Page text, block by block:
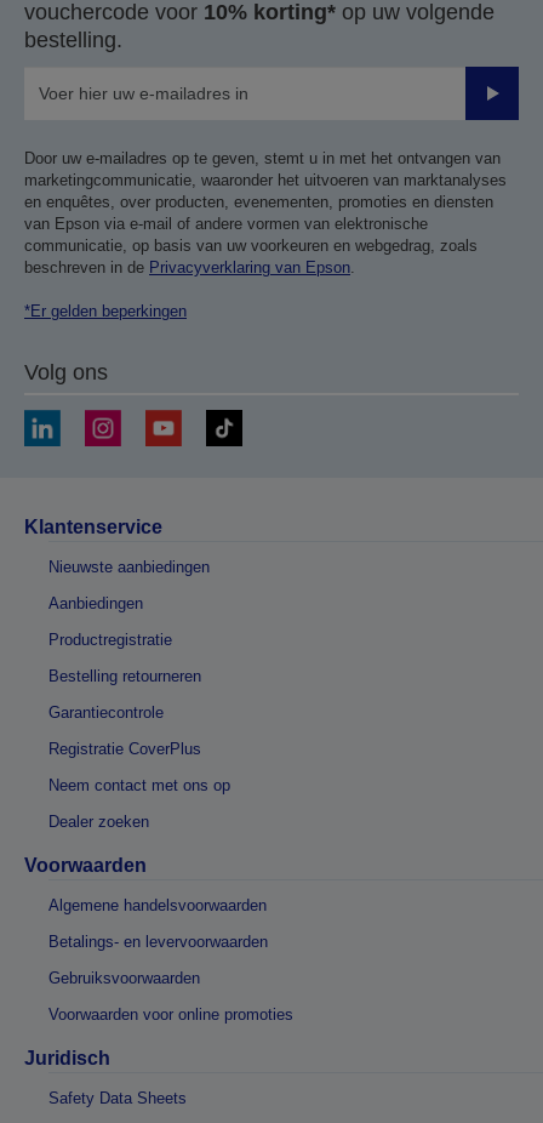
vouchercode voor 10% korting* op uw volgende
bestelling.
Door uw e-mailadres op te geven, stemt u in met het ontvangen van
marketingcommunicatie, waaronder het uitvoeren van marktanalyses
en enquêtes, over producten, evenementen, promoties en diensten
van Epson via e-mail of andere vormen van elektronische
communicatie, op basis van uw voorkeuren en webgedrag, zoals
beschreven in de Privacyverklaring van Epson.
*Er gelden beperkingen
Volg ons
Klantenservice
Nieuwste aanbiedingen
Aanbiedingen
Productregistratie
Bestelling retourneren
Garantiecontrole
Registratie CoverPlus
Neem contact met ons op
Dealer zoeken
Voorwaarden
Algemene handelsvoorwaarden
Betalings- en levervoorwaarden
Gebruiksvoorwaarden
Voorwaarden voor online promoties
Juridisch
Safety Data Sheets